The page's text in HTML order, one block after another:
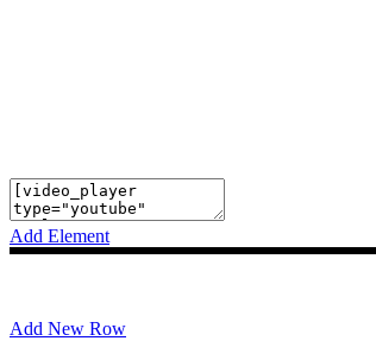
Add Element
Add New Row